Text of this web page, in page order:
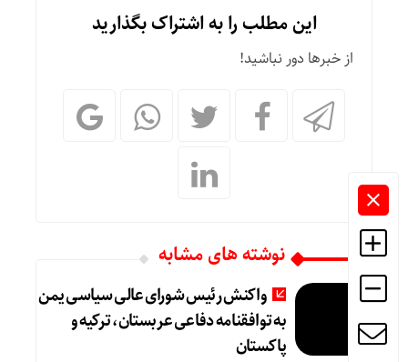
این مطلب را به اشتراک بگذارید
از خبرها دور نباشید!
نوشته های مشابه
واکنش رئیس شورای عالی سیاسی یمن
به توافقنامه دفاعی عربستان، ترکیه و
پاکستان